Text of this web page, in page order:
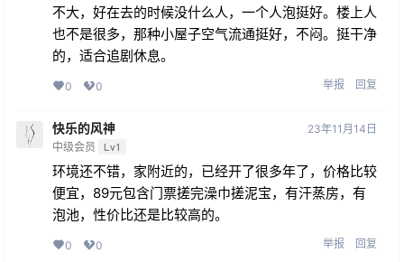
不大，好在去的时候没什么人，一个人泡挺好。楼上人
也不是很多，那种小屋子空气流通挺好，不闷。挺干净
的，适合追剧休息。
0 0 举报 回复
快乐的风神
中级会员 Lv1
23年11月14日
环境还不错，家附近的，已经开了很多年了，价格比较
便宜，89元包含门票搓完澡巾搓泥宝，有汗蒸房，有
泡池，性价比还是比较高的。
0 0 举报 回复